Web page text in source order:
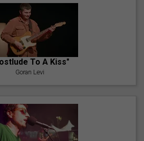
To A Kiss"
Goran Levi